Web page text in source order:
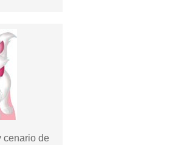
cenario de